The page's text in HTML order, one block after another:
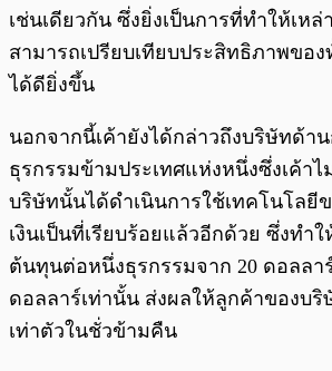
เช่นเดียวกัน ซึ่งยิ่งเป็นการที่ทำให้เห
สามารถเปรียบเทียบประสิทธิภาพขอ
ได้ดียิ่งขึ้น
นอกจากนี้เค้ายังได้กล่าวถึงบริษัทด้า
ธุรกรรมข้ามประเทศแห่งหนึ่งซึ่งเค้าไ
บริษัทนั้นได้ดำเนินการใช้เทคโนโลยีข
เงินเป็นที่เรียบร้อยแล้วอีกด้วย ซึ่งทำ
ต้นทุนต่อหนึ่งธุรกรรมจาก 20 ดอลลาร์
ดอลลาร์เท่านั้น ส่งผลให้ลูกค้าของบ
เท่าตัวในชั่วข้ามคืน